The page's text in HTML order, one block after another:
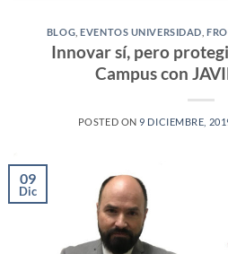
BLOG ,EVENTOS UNIVERSIDAD ,
Innovar sí, pero
Campus con
POSTED ON9 DICIEMBRE,
09
Dic